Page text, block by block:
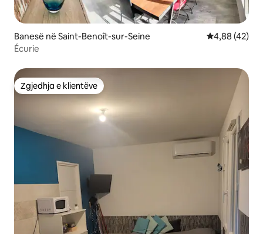
Banesë në Saint-Benoît-sur-Seine Vlerësimi
4,88 (42)
Écurie
Zgjedhja e klientëve
Zgjedhja e klientëve